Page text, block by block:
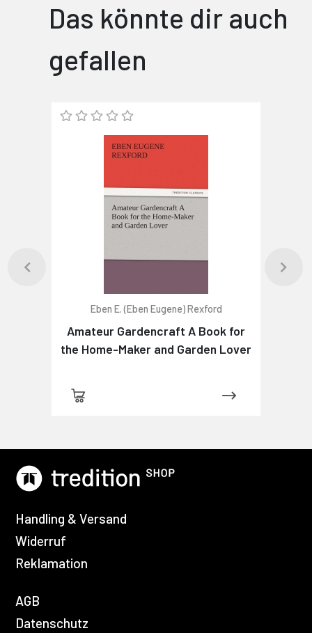
Das könnte dir auch
gefallen
Eben E. (Eben Eugene) Rexford
Amateur Gardencraft A Book for
the Home-Maker and Garden Lover
Handling & Versand
Widerruf
Reklamation
AGB
Datenschutz